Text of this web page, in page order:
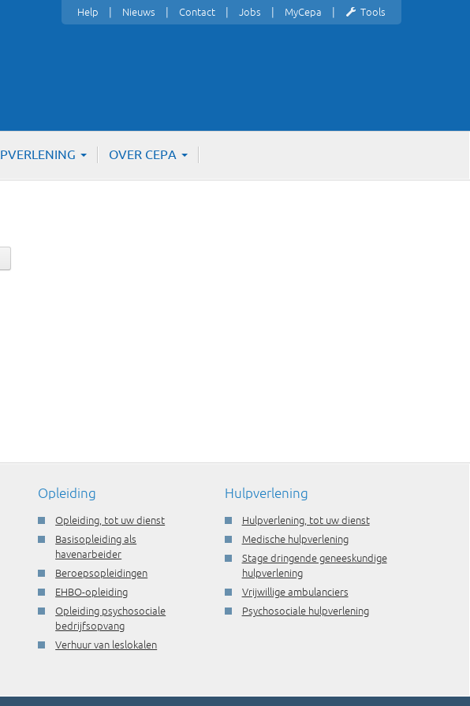
Help Nieuws Contact Jobs MyCepa Tools
OVER CEPA
Opleiding
Opleiding, tot uw dienst
Basisopleiding als
havenarbeider
Beroepsopleidingen
EHBO-opleiding
Opleiding psychosociale
bedrijfsopvang
Verhuur van leslokalen
Hulpverlening
Hulpverlening, tot uw dienst
Medische hulpverlening
Stage dringende geneeskundige
hulpverlening
Vrijwillige ambulanciers
Psychosociale hulpverlening